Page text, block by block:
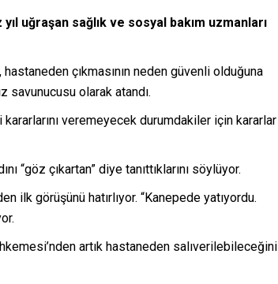
uğraşan sağlık ve sosyal bakım uzmanları
çıkmasının neden güvenli olduğuna
savunucusu olarak atandı.
veremeyecek durumdakiler için kararlar
“göz çıkartan” diye tanıttıklarını söylüyor.
ilk görüşünü hatırlıyor. “Kanepede yatıyordu.
artık hastaneden salıverilebileceğini